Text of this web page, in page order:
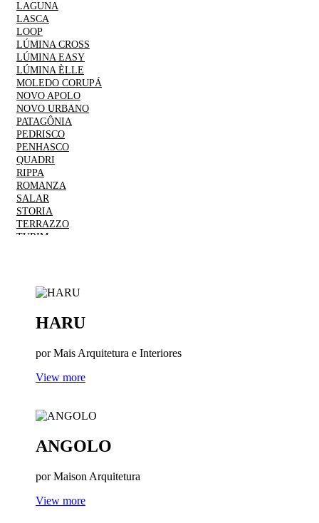
LAGUNA
LASCA
LOOP
LÚMINA CROSS
LÚMINA EASY
LÚMINA ÈLLE
MOLEDO CORUPÁ
NOVO APOLO
NOVO URBANO
PATAGÔNIA
PEDRISCO
PENHASCO
QUADRI
RIPPA
ROMANZA
SALAR
STORIA
TERRAZZO
TURIM
HARU
por Mais Arquitetura e Interiores
View more
ANGOLO
por Maison Arquitetura
View more